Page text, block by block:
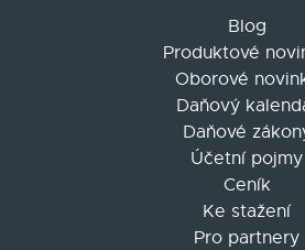
Blog
Produktové
Oborové
Daňový
Daňové
Účetní pojmy
Ceník
Ke stažení
Pro partnery